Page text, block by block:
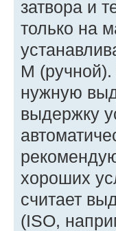
затвора и
только на
M
нужную
выдержку
хороших
считает
(ISO,